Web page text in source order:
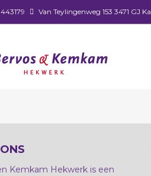
Van Teylingenweg 153 3471 GJ
Kemkam Hekwerk is een